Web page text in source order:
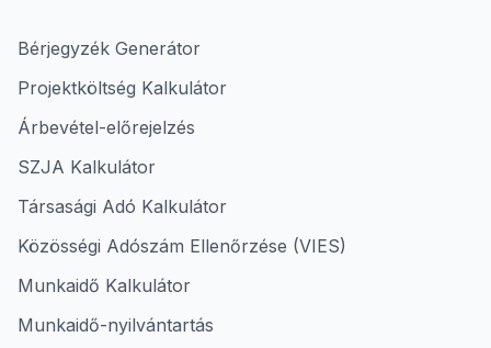
Bérjegyzék Generátor
Projektköltség Kalkulátor
Árbevétel-előrejelzés
SZJA Kalkulátor
Társasági Adó Kalkulátor
Közösségi Adószám Ellenőrzése (VIES)
Munkaidő Kalkulátor
Munkaidő-nyilvántartás